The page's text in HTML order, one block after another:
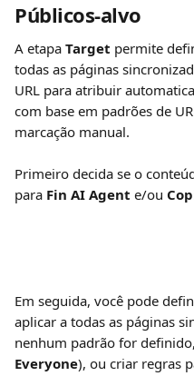
Públicos-alvo
A etapa Target permite
todas as páginas
URL para atribuir
com base em padrões de
marcação manual.
Primeiro decida se o
para Fin AI Agent e/ou
Em seguida, você pode
aplicar a todas as páginas
nenhum padrão for
Everyone), ou criar regras